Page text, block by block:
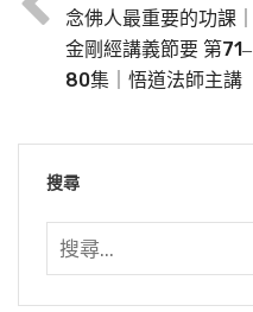
念佛人最重要的功課｜
金剛經講義節要 第71‒
80集｜悟道法師主講
搜尋